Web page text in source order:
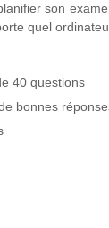
clés
l’activité, ses
son
quel
40 questions
bonnes